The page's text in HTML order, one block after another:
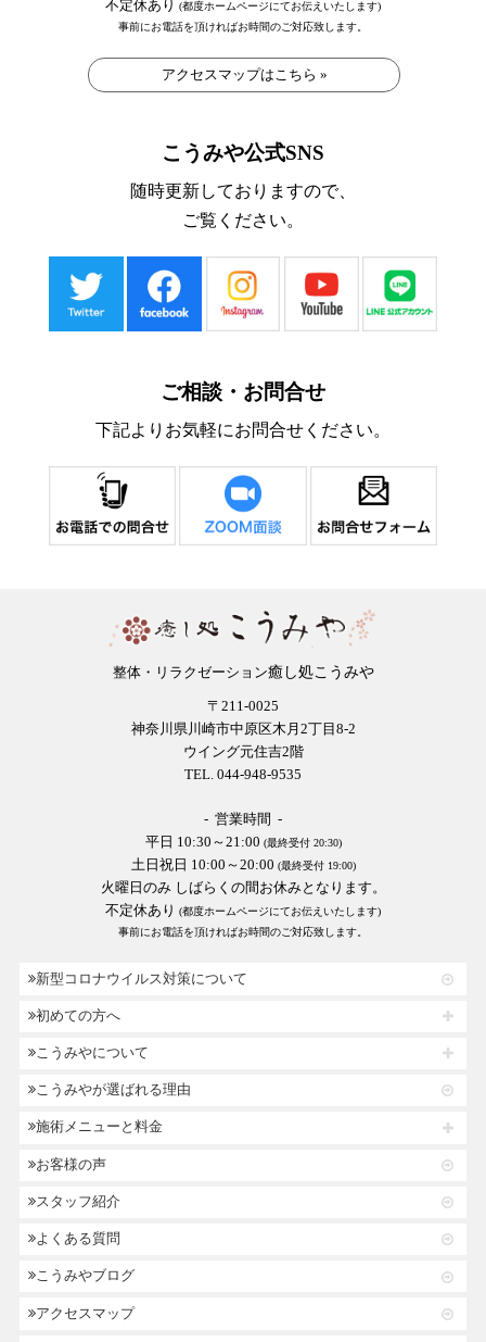
不定休あり (都度ホームページにてお伝えいたします)
事前にお電話を頂ければお時間のご対応致します。
アクセスマップはこちら »
こうみや公式SNS
随時更新しておりますので、
ご覧ください。
ご相談・お問合せ
下記よりお気軽にお問合せください。
整体・リラクゼーション癒し処こうみや
〒211-0025
神奈川県川崎市中原区木月2丁目8-2
ウイング元住吉2階
TEL. 044-948-9535
- 営業時間 -
平日 10:30～21:00 (最終受付 20:30)
土日祝日 10:00～20:00 (最終受付 19:00)
火曜日のみ しばらくの間お休みとなります。
不定休あり (都度ホームページにてお伝えいたします)
事前にお電話を頂ければお時間のご対応致します。
新型コロナウイルス対策について
初めての方へ
こうみやについて
こうみやが選ばれる理由
施術メニューと料金
お客様の声
スタッフ紹介
よくある質問
こうみやブログ
アクセスマップ